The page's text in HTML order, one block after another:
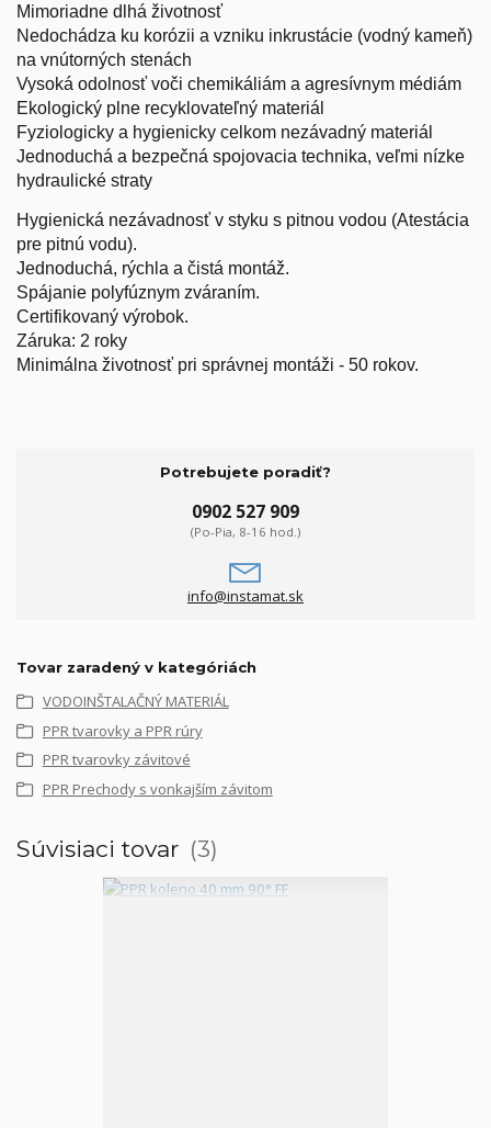
Mimoriadne dlhá životnosť
Nedochádza ku korózii a vzniku inkrustácie (vodný kameň)
na vnútorných stenách
Vysoká odolnosť voči chemikáliám a agresívnym médiám
Ekologický plne recyklovateľný materiál
Fyziologicky a hygienicky celkom nezávadný materiál
Jednoduchá a bezpečná spojovacia technika, veľmi nízke
hydraulické straty
Hygienická nezávadnosť v styku s pitnou vodou (Atestácia
pre pitnú vodu).
Jednoduchá, rýchla a čistá montáž.
Spájanie polyfúznym zváraním.
Certifikovaný výrobok.
Záruka: 2 roky
Minimálna životnosť pri správnej montáži - 50 rokov.
Potrebujete poradiť?
0902 527 909
(Po-Pia, 8-16 hod.)
info@instamat.sk
Tovar zaradený v kategóriách
VODOINŠTALAČNÝ MATERIÁL
PPR tvarovky a PPR rúry
PPR tvarovky závitové
PPR Prechody s vonkajším závitom
Súvisiaci tovar 3